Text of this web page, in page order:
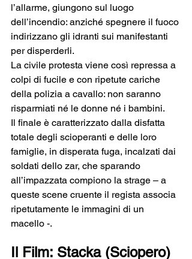
l’allarme, giungono sul luogo
dell’incendio: anziché spegnere il fuoco
indirizzano gli idranti sui manifestanti
per disperderli.
La civile protesta viene così repressa a
colpi di fucile e con ripetute cariche
della polizia a cavallo: non saranno
risparmiati né le donne né i bambini.
Il finale è caratterizzato dalla disfatta
totale degli scioperanti e delle loro
famiglie, in disperata fuga, incalzati dai
soldati dello zar, che sparando
all’impazzata compiono la strage – a
queste scene cruente il regista associa
ripetutamente le immagini di un
macello -.
Il Film: Stacka (Sciopero)